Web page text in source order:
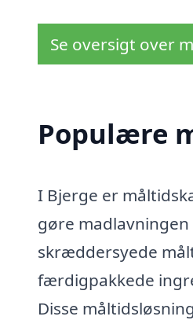
Se oversigt over
Populære
I Bjerge er
gøre
skræddersyede
færdigpakkede
Disse